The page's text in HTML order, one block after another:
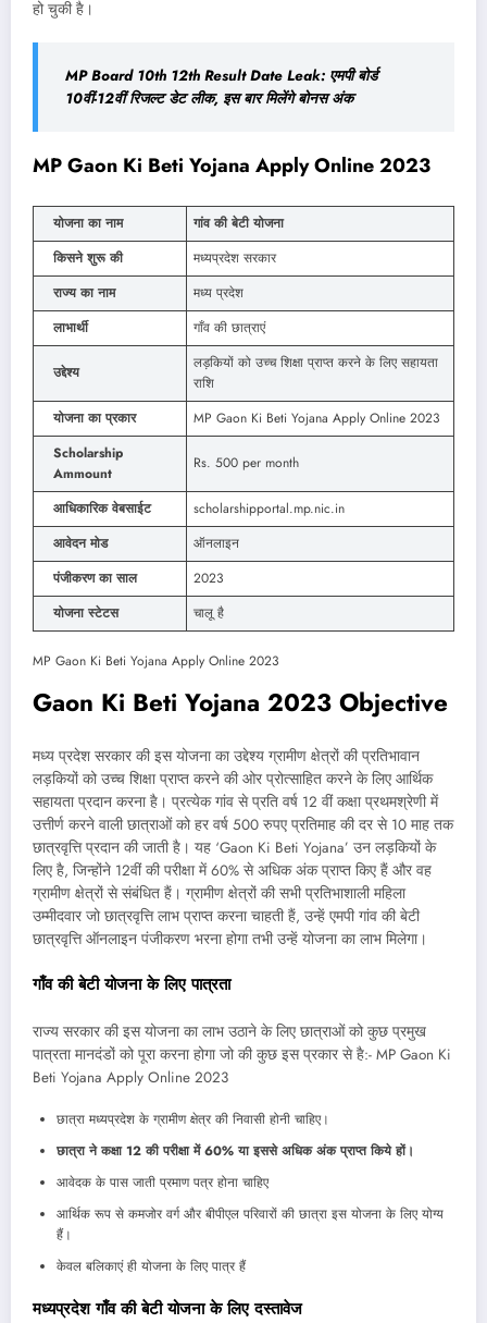
हो चुकी है।
MP Board 10th 12th Result Date Leak: एमपी बोर्ड
10वीं-12वीं रिजल्ट डेट लीक, इस बार मिलेंगे बोनस अंक
MP Gaon Ki Beti Yojana Apply Online 2023
योजना का नाम
गांव की बेटी योजना
किसने शुरू की
मध्यप्रदेश सरकार
राज्य का नाम
मध्य प्रदेश
लाभार्थी
गाँव की छात्राएं
उद्देश्य
लड़कियों को उच्च शिक्षा प्राप्त करने के लिए सहायता
राशि
योजना का प्रकार
MP Gaon Ki Beti Yojana Apply Online 2023
Scholarship
Ammount
Rs. 500 per month
आधिकारिक वेबसाईट
scholarshipportal.mp.nic.in
आवेदन मोड
ऑनलाइन
पंजीकरण का साल
2023
योजना स्टेटस
चालू है
MP Gaon Ki Beti Yojana Apply Online 2023
Gaon Ki Beti Yojana 2023 Objective
मध्य प्रदेश सरकार की इस योजना का उद्देश्य ग्रामीण क्षेत्रों की प्रतिभावान
लड़कियों को उच्च शिक्षा प्राप्त करने की ओर प्रोत्साहित करने के लिए आर्थिक
सहायता प्रदान करना है। प्रत्येक गांव से प्रति वर्ष 12 वीं कक्षा प्रथमश्रेणी में
उत्तीर्ण करने वाली छात्राओं को हर वर्ष 500 रुपए प्रतिमाह की दर से 10 माह तक
छात्रवृत्ति प्रदान की जाती है। यह ‘Gaon Ki Beti Yojana’ उन लड़कियों के
लिए है, जिन्होंने 12वीं की परीक्षा में 60% से अधिक अंक प्राप्त किए हैं और वह
ग्रामीण क्षेत्रों से संबंधित हैं। ग्रामीण क्षेत्रों की सभी प्रतिभाशाली महिला
उम्मीदवार जो छात्रवृत्ति लाभ प्राप्त करना चाहती हैं, उन्हें एमपी गांव की बेटी
छात्रवृत्ति ऑनलाइन पंजीकरण भरना होगा तभी उन्हें योजना का लाभ मिलेगा।
गाँव की बेटी योजना के लिए पात्रता
राज्य सरकार की इस योजना का लाभ उठाने के लिए छात्राओं को कुछ प्रमुख
पात्रता मानदंडों को पूरा करना होगा जो की कुछ इस प्रकार से है:- MP Gaon Ki
Beti Yojana Apply Online 2023
छात्रा मध्यप्रदेश के ग्रामीण क्षेत्र की निवासी होनी चाहिए।
छात्रा ने कक्षा 12 की परीक्षा में 60% या इससे अधिक अंक प्राप्त किये हों।
आवेदक के पास जाती प्रमाण पत्र होना चाहिए
आर्थिक रूप से कमजोर वर्ग और बीपीएल परिवारों की छात्रा इस योजना के लिए योग्य
हैं।
केवल बलिकाएं ही योजना के लिए पात्र हैं
मध्यप्रदेश गाँव की बेटी योजना के लिए दस्तावेज